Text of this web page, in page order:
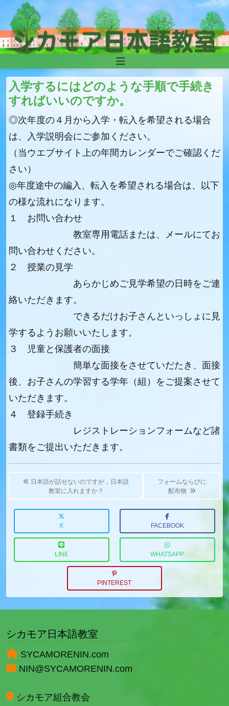
Skip to content
Main
Navigation
入学するにはどのような手順で手続き
すればいいのですか。
◎次年度の４月から入学・転入を希望される場合
は、入学説明会にご参加ください。
（当ウエブサイト上の年間カレンダーでご確認くだ
さい）
◎年度途中の編入、転入を希望される場合は、以下
の様な流れになります。
１ お問い合わせ
教室専用電話または、メールにてお
問い合わせください。
２ 授業の見学
あらかじめご見学希望の日時をご連
絡いただきます。
できるだけお子さんといっしょに見
学するようお願いいたします。
３ 児童と保護者の面接
簡単な面接をさせていだたき、面接
後、お子さんの学習する学年（組）をご提案させて
いただきます。
４ 登録手続き
レジストレーションフォームなど諸
書類をご提出いただきます。
Post
navigation
日本語が話せないのですが，日本語
教室に入れますか？
フォームならびに
配布物
X FACEBOOK
LINE WHATSAPP
PINTEREST
シカモア日本語教室
SYCAMORENIN.com
NIN@SYCAMORENIN.com
シカモア組合教会